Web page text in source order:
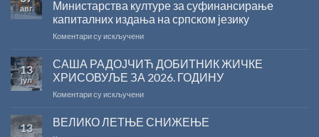
авг
Министарства културе за суфинансирање
капиталних издања на српском језику
Коментари су искљученина
поводом
резултата
конкурса
Министарства
за
13
јул
САША РАДОЈЧИЋ ДОБИТНИК ЖИЧКЕ
ХРИСОВУЉЕ ЗА 2026. ГОДИНУ
Коментари су искљученина
РАДОЈЧИЋ
ДОБИТНИК
13 ВЕЛИКО ЛЕТЊЕ СНИЖЕЊЕ